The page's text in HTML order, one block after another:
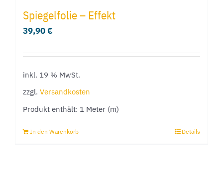
Spiegelfolie – Effekt
39,90€
inkl. 19 % MwSt.
zzgl. Versandkosten
Produkt enthält: 1 Meter (m)
In den Warenkorb Details